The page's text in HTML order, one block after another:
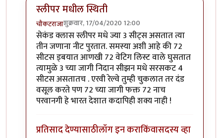
स्लीपर मधील स्थिती
चौकटराजाशुक्रवार, 17/04/2020 12:00
In reply to...byहेमंतकुमार
सेकंड क्लास स्लीपर मधे ज्या 3 सीट्स असतात त्या
तीन जणाना नीट पुरतात. समस्या अशी आहे की 72
सीटस ड्बयात आणखी 72 वेटिग लिस्ट वाले घुसतात
त्यामुळे 3 च्या जागी निदान सीझन मधे सरसकट 4
सीटस असतातच . एरवी रेल्वे तुम्ही चुकलात तर दंड
वसूल करते पण 72 च्या जागी फक्त 72 नाच
परवानगी हे भारत देशात कदापिही शक्य नाही !
प्रतिसाद देण्यासाठीलॉग इन कराकिंवासदस्य व्हा